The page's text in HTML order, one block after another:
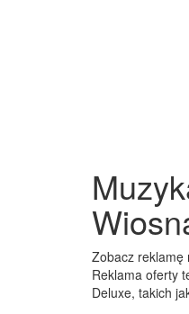
Zobacz reklamę
Reklama oferty
Deluxe, takich